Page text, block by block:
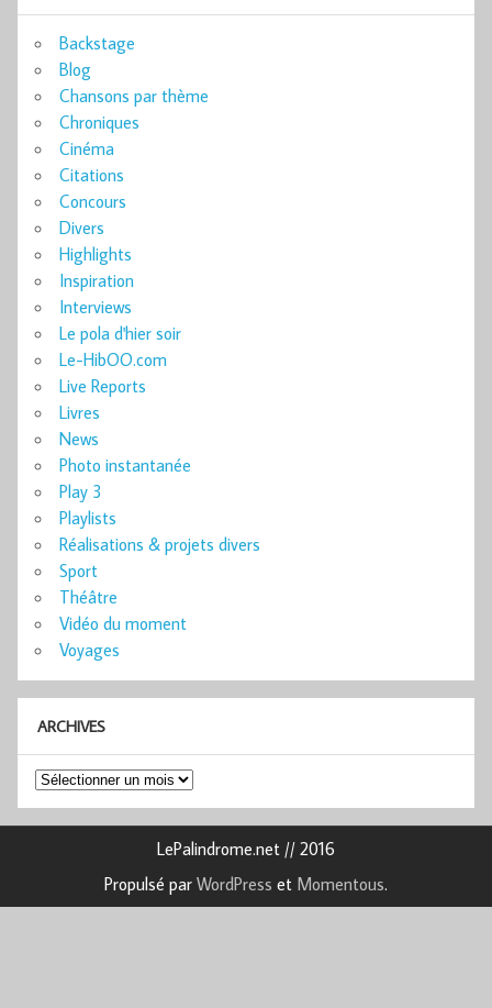
Backstage
Blog
Chansons par thème
Chroniques
Cinéma
Citations
Concours
Divers
Highlights
Inspiration
Interviews
Le pola d'hier soir
Le-HibOO.com
Live Reports
Livres
News
Photo instantanée
Play 3
Playlists
Réalisations & projets divers
Sport
Théâtre
Vidéo du moment
Voyages
ARCHIVES
Archives
LePalindrome.net // 2016
Propulsé par WordPress et Momentous.